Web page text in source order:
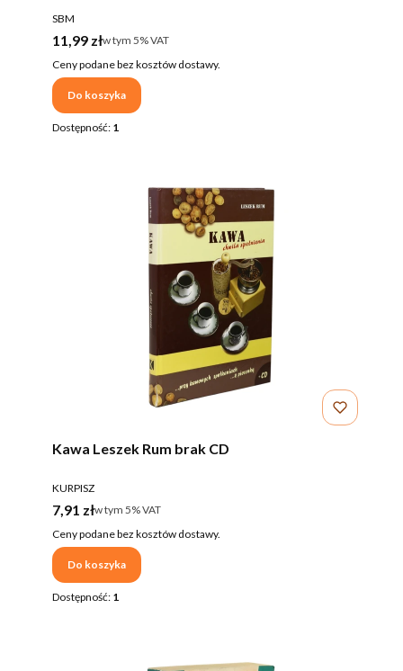
PRODUCENT
SBM
Cena brutto
11,99 złw tym %s VAT
w tym 5%VAT
Ceny podane bez kosztów dostawy.
Do koszyka
Dostępność: 1
Kawa Leszek Rum brak CD
PRODUCENT
KURPISZ
Cena brutto
7,91 złw tym %s VAT
w tym 5%VAT
Ceny podane bez kosztów dostawy.
Do koszyka
Dostępność: 1